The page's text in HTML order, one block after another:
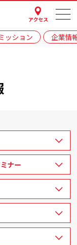
アクセス
ッション 企業情
ナー